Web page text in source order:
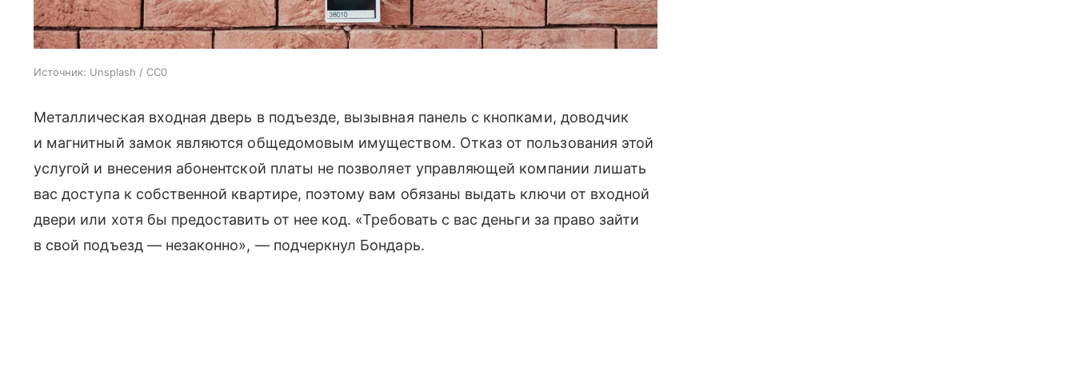
Источник: Unsplash / CC0
Металлическая входная дверь в подъезде, вызывная панель с кнопками, доводчик
и магнитный замок являются общедомовым имуществом. Отказ от пользования этой
услугой и внесения абонентской платы не позволяет управляющей компании лишать
вас доступа к собственной квартире, поэтому вам обязаны выдать ключи от входной
двери или хотя бы предоставить от нее код. «Требовать с вас деньги за право зайти
в свой подъезд — незаконно», — подчеркнул Бондарь.